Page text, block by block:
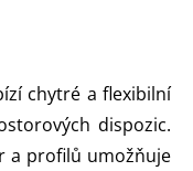
chytré a flexibilní
dispozic.
a profilů umožňuje